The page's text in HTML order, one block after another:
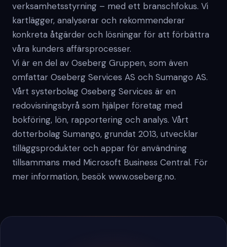
verksamhetsstyrning – med ett branschfokus. Vi
kartlägger, analyserar och rekommenderar
konkreta åtgärder och lösningar för att förbättra
våra kunders affärsprocesser.
Vi är en del av Oseberg Gruppen, som även
omfattar Oseberg Services AS och Sumango AS.
Vårt systerbolag Oseberg Services är en
redovisningsbyrå som hjälper företag med
bokföring, lön, rapportering och analys. Vårt
dotterbolag Sumango, grundat 2013, utvecklar
tilläggsprodukter och appar för användning
tillsammans med Microsoft Business Central. För
mer information, besök www.oseberg.no.